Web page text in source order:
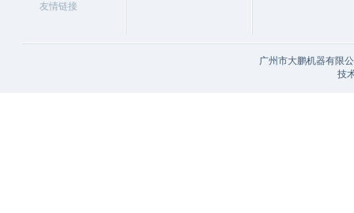
友情链接
广州市大鹏机器有限
技